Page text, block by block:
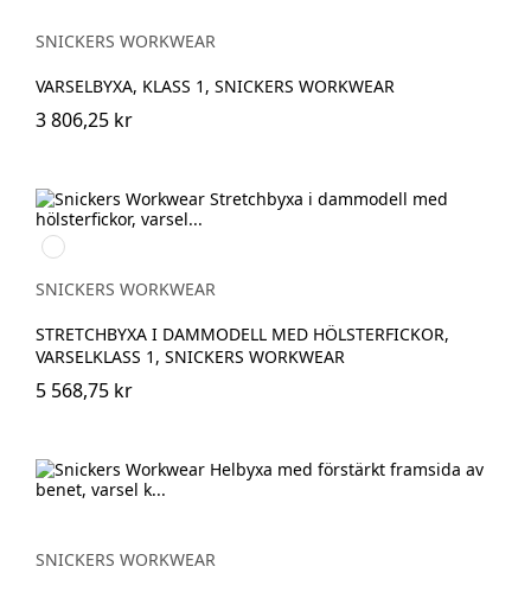
SNICKERS WORKWEAR
VARSELBYXA, KLASS 1, SNICKERS WORKWEAR
3 806,25 kr
High
vis
yellow/Navy
SNICKERS WORKWEAR
STRETCHBYXA I DAMMODELL MED HÖLSTERFICKOR,
VARSELKLASS 1, SNICKERS WORKWEAR
5 568,75 kr
SNICKERS WORKWEAR